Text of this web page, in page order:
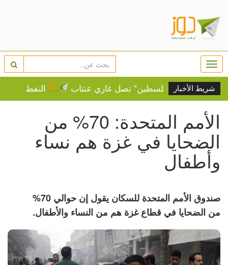
شريط الأخبار
"قافلة فلسطين" تصل غازي عنتاب النفط يرتفع
الأمم المتحدة: 70% من
الضحايا في غزة هم نساء
وأطفال
صندوق الأمم المتحدة للسكان يقول إن حوالي 70%
من الضحايا في قطاع غزة هم من النساء والأطفال.